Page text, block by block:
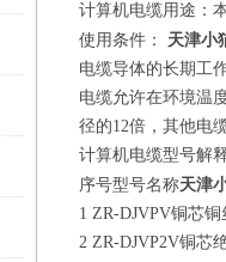
计算机电缆用途：
使用条件： 天津小
电缆导体的长期工
电缆允许在环境温
径的12倍，其他电
计算机电缆型号解
序号型号名称天津
1 ZR-DJVPV铜芯
2 ZR-DJVP2V铜芯